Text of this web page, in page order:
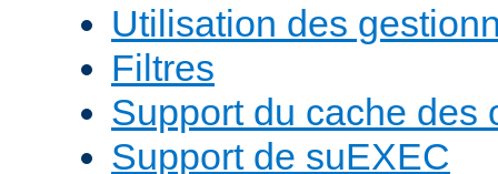
Utilisation des
Filtres
Support du cache des
Support de suEXEC